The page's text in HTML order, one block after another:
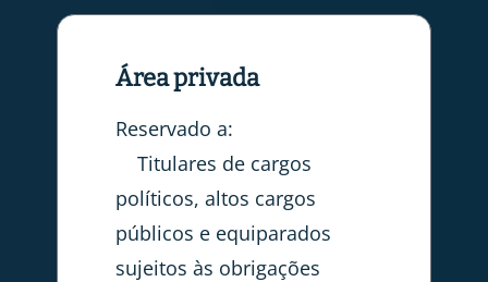
Área privada
Reservado a:
Titulares de cargos
políticos, altos cargos
públicos e equiparados
sujeitos às obrigações